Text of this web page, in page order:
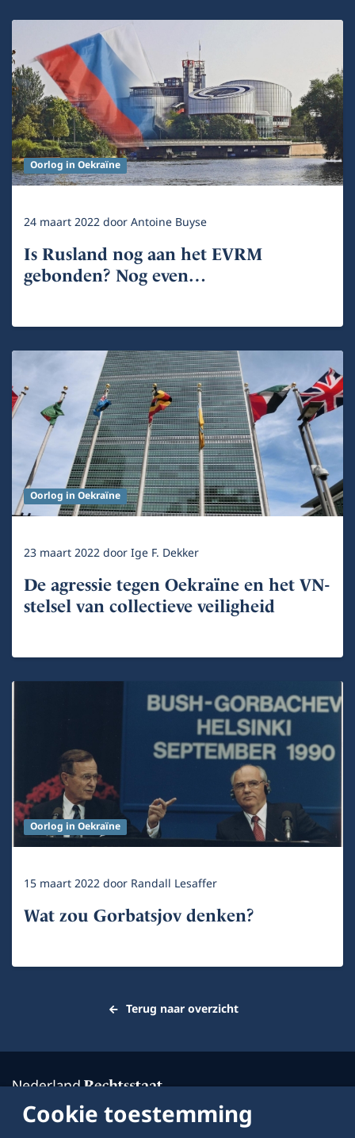
Oorlog in Oekraïne
24 maart 2022doorAntoine Buyse
Is Rusland nog aan het EVRM
gebonden? Nog even…
Oorlog in Oekraïne
23 maart 2022doorIge F. Dekker
De agressie tegen Oekraïne en het VN-
stelsel van collectieve veiligheid
Oorlog in Oekraïne
15 maart 2022door Randall Lesaffer
Wat zou Gorbatsjov denken?
Terug naar overzicht
Cookie toestemming